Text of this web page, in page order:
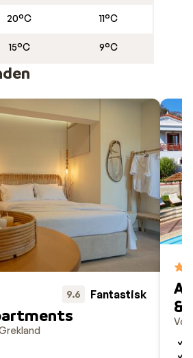
20°C 11°C
15°C 9°C
9.6 Fantastisk
&